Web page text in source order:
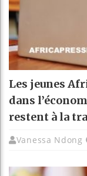
Les jeunes
dans
restent à la
Vanessa Ndong